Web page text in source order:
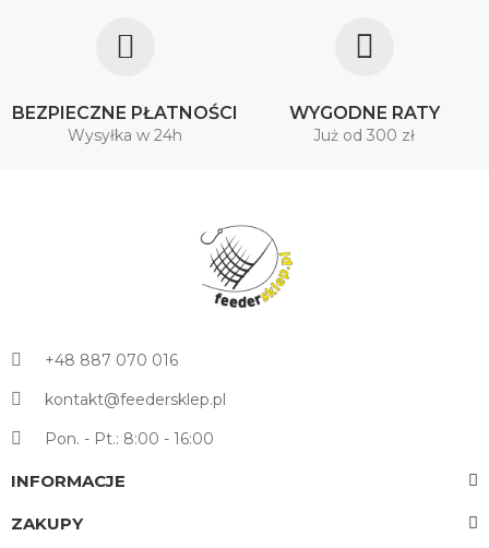
BEZPIECZNE PŁATNOŚCI
Wysyłka w 24h
WYGODNE RATY
Już od 300 zł
+48 887 070 016
kontakt@feedersklep.pl
Pon. - Pt.: 8:00 - 16:00
INFORMACJE
ZAKUPY